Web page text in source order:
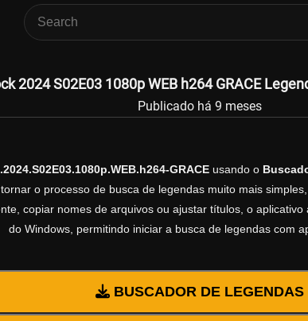
2024 S02E03 1080p WEB h264 GRACE
Publicado há 9 meses
GRACEusando o
o processo de busca de legendas muito mais
copiar nomes de arquivos ou ajustar títulos, o
do Windows, permitindo iniciar a busca de legendas com
BUSCADOR DE LEGENDAS